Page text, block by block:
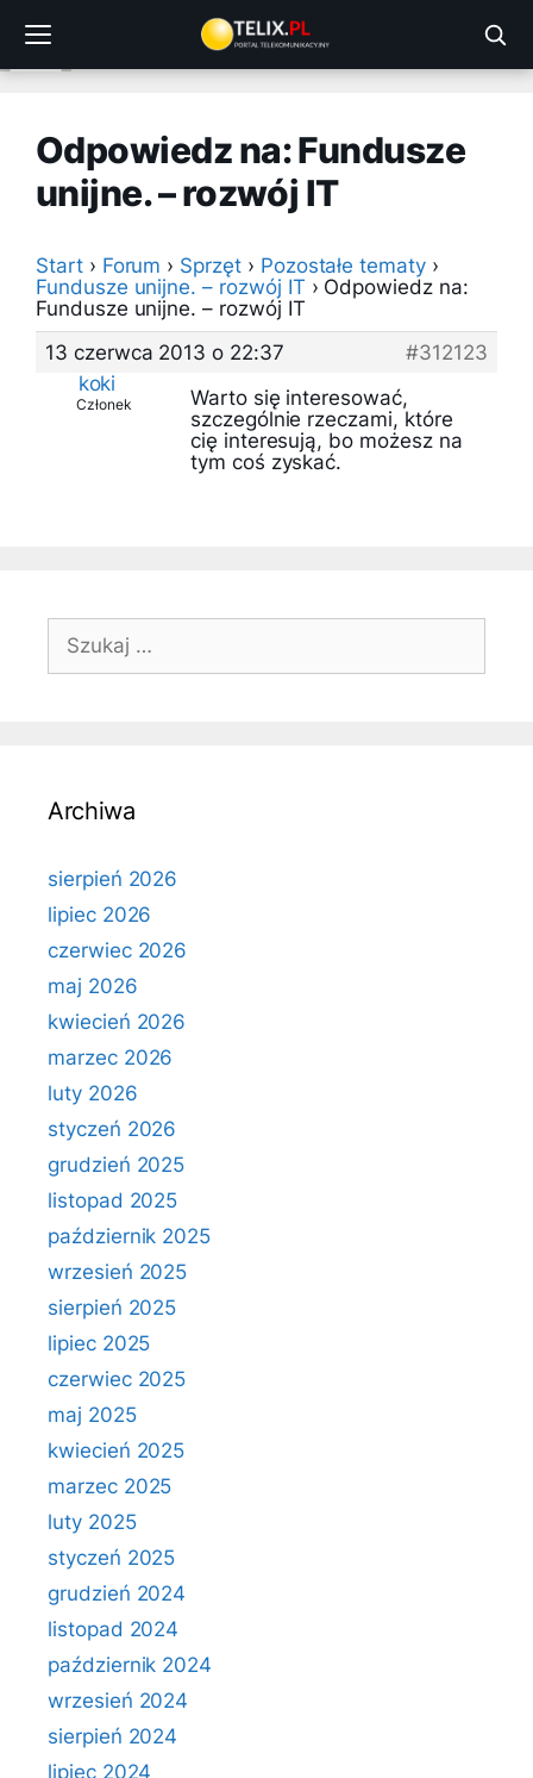
treści
Odpowiedz na: Fundusze
unijne. – rozwój IT
Start › Forum › Sprzęt › Pozostałe tematy ›
Fundusze unijne. – rozwój IT › Odpowiedz na:
Fundusze unijne. – rozwój IT
13 czerwca 2013 o 22:37
#312123
koki
Członek
Warto się interesować,
szczególnie rzeczami, które
cię interesują, bo możesz na
tym coś zyskać.
Szukaj:
Archiwa
sierpień 2026
lipiec 2026
czerwiec 2026
maj 2026
kwiecień 2026
marzec 2026
luty 2026
styczeń 2026
grudzień 2025
listopad 2025
październik 2025
wrzesień 2025
sierpień 2025
lipiec 2025
czerwiec 2025
maj 2025
kwiecień 2025
marzec 2025
luty 2025
styczeń 2025
grudzień 2024
listopad 2024
październik 2024
wrzesień 2024
sierpień 2024
lipiec 2024